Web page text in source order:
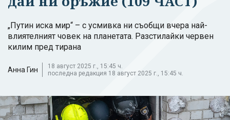
„Путин иска мир“ – с усмивка ни съобщи вчера най-
влиятелният човек на планетата. Разстилайки червен
килим пред тирана
Анна Гин
18 август 2025 г., 15:45 ч.
последна редакция 18 август 2025 г., 15:45 ч.